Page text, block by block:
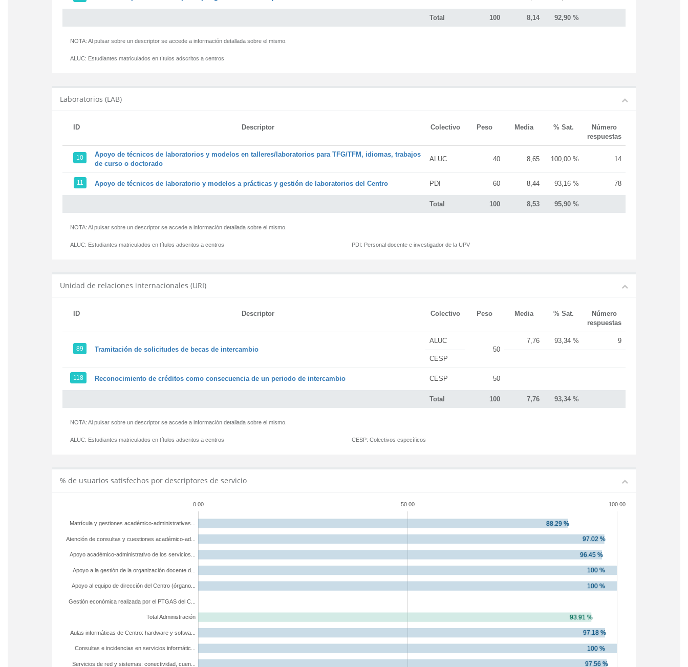
Total 100 8,14 92,90 %
NOTA: Al pulsar sobre un descriptor se accede a información detallada sobre el mismo.
ALUC: Estudiantes matriculados en títulos adscritos a centros
Laboratorios (LAB)
ID Descriptor Colectivo Peso Media % Sat.
Número
respuestas
Total 100 8,53 95,90 %
10
Apoyo de técnicos de laboratorios y modelos en talleres/laboratorios para TFG/TFM, idiomas, trabajos
de curso o doctorado
ALUC 40 8,65 100,00 % 14
11 Apoyo de técnicos de laboratorio y modelos a prácticas y gestión de laboratorios del Centro PDI 60 8,44 93,16 % 78
NOTA: Al pulsar sobre un descriptor se accede a información detallada sobre el mismo.
ALUC: Estudiantes matriculados en títulos adscritos a centros PDI: Personal docente e investigador de la UPV
Unidad de relaciones internacionales (URI)
ID Descriptor Colectivo Peso Media % Sat.
Número
respuestas
Total 100 7,76 93,34 %
89 Tramitación de solicitudes de becas de intercambio
ALUC
50
7,76 93,34 % 9
CESP
118 Reconocimiento de créditos como consecuencia de un periodo de intercambio CESP 50
NOTA: Al pulsar sobre un descriptor se accede a información detallada sobre el mismo.
ALUC: Estudiantes matriculados en títulos adscritos a centros CESP: Colectivos específicos
% de usuarios satisfechos por descriptores de servicio
0.00 50.00 100.00
Servicios de red y sistemas: conectividad, cuen...
Consultas e incidencias en servicios informátic...
Aulas informáticas de Centro: hardware y softwa...
Total Administración
Gestión económica realizada por el PTGAS del C...
Apoyo al equipo de dirección del Centro (órgano...
Apoyo a la gestión de la organización docente d...
Apoyo académico-administrativo de los servicios...
Atención de consultas y cuestiones académico-ad...
Matrícula y gestiones académico-administrativas...